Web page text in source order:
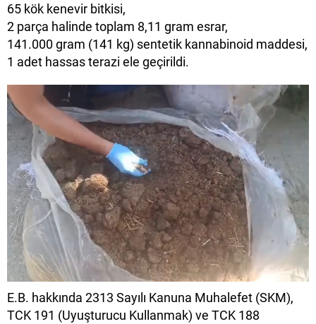
65 kök kenevir bitkisi,
2 parça halinde toplam 8,11 gram esrar,
141.000 gram (141 kg) sentetik kannabinoid maddesi,
1 adet hassas terazi ele geçirildi.
E.B. hakkında 2313 Sayılı Kanuna Muhalefet (SKM),
TCK 191 (Uyuşturucu Kullanmak) ve TCK 188